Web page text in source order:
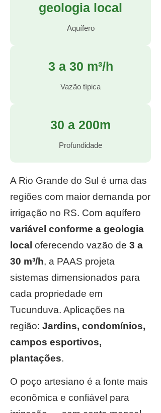
geologia local
Aquífero
3 a 30 m³/h
Vazão típica
30 a 200m
Profundidade
A Rio Grande do Sul é uma das
regiões com maior demanda por
irrigação no RS. Com aquífero
variável conforme a geologia
local oferecendo vazão de 3 a
30 m³/h, a PAAS projeta
sistemas dimensionados para
cada propriedade em
Tucunduva. Aplicações na
região: Jardins, condomínios,
campos esportivos,
plantações.
O poço artesiano é a fonte mais
econômica e confiável para